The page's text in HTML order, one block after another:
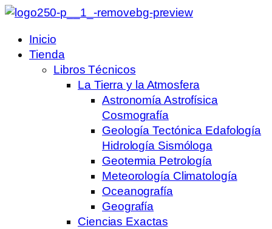
Inicio
Tienda
Libros Técnicos
La Tierra y la Atmosfera
Astronomía Astrofísica
Cosmografía
Geología Tectónica Edafología
Hidrología Sismóloga
Geotermia Petrología
Meteorología Climatología
Oceanografía
Geografía
Ciencias Exactas